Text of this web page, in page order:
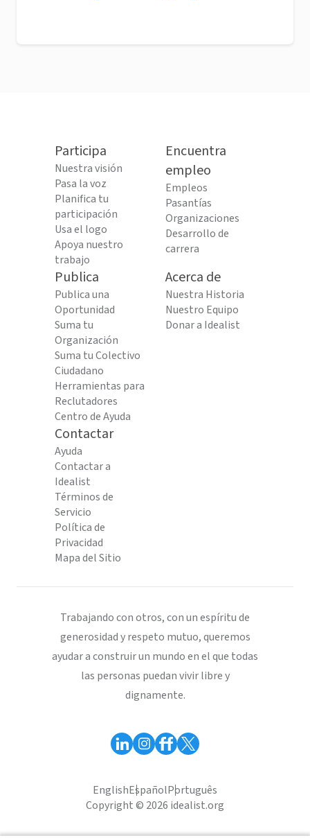
Participa
Nuestra visión
Pasa la voz
Planifica tu
participación
Usa el logo
Apoya nuestro
trabajo
Encuentra
empleo
Empleos
Pasantías
Organizaciones
Desarrollo de
carrera
Publica
Publica una
Oportunidad
Suma tu
Organización
Suma tu Colectivo
Ciudadano
Herramientas para
Reclutadores
Centro de Ayuda
Acerca de
Nuestra Historia
Nuestro Equipo
Donar a Idealist
Contactar
Ayuda
Contactar a
Idealist
Términos de
Servicio
Política de
Privacidad
Mapa del Sitio
Trabajando con otros, con un espíritu de
generosidad y respeto mutuo, queremos
ayudar a construir un mundo en el que todas
las personas puedan vivir libre y
dignamente.
EnglishEspañolPortuguês
Copyright © 2026 idealist.org